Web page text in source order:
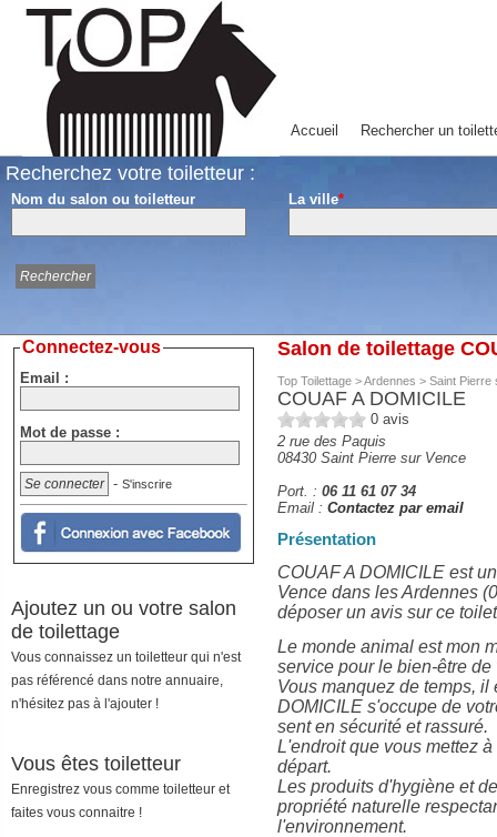
Accueil Rechercher un
Recherchez votre toiletteur :
Nom du salon ou toiletteur La ville*
Salon de toilettage
Top Toilettage >Ardennes > Saint Pierre
COUAF A DOMICILE
0 avis
2 rue des Paquis
08430 Saint Pierre sur Vence
Port. : 06 11 61 07 34
Email : Contactez par email
Présentation
COUAF A DOMICILE est
Vence dans les Ardennes
déposer un avis sur ce
Le monde animal est mon
service pour le bien-être de
Vous manquez de temps,
DOMICILE s'occupe de
sent en sécurité et rassuré.
L'endroit que vous mettez
départ.
Les produits d'hygiène et
propriété naturelle
l'environnement.
Connectez-vous
Email :
Mot de passe :
- S'inscrire
Ajoutez un ou votre salon
de toilettage
Vous connaissez un toiletteur qui n'est
pas référencé dans notre annuaire,
n'hésitez pas à l'ajouter !
Vous êtes toiletteur
Enregistrez vous comme toiletteur et
faites vous connaitre !